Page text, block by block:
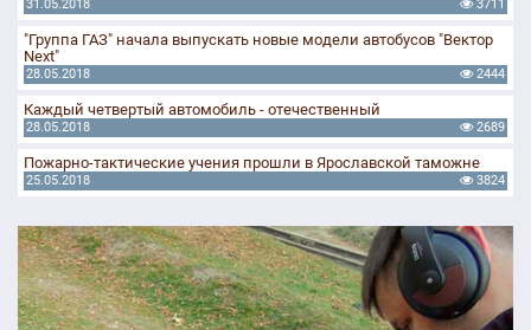
31.05.2018 3711
"Группа ГАЗ" начала выпускать новые модели автобусов "Вектор
Next"
28.05.2018 2444
Каждый четвертый автомобиль - отечественный
28.05.2018 2689
Пожарно-тактические учения прошли в Ярославской таможне
25.05.2018 3824